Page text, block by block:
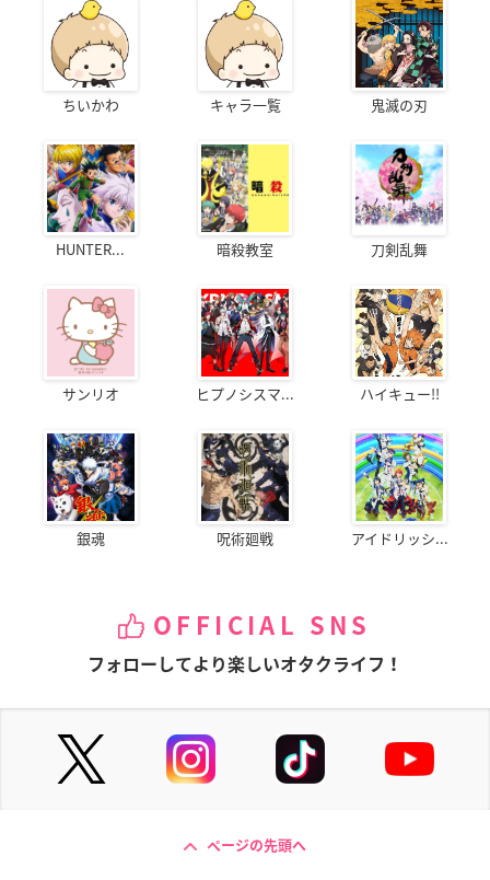
ちいかわ キャラ一覧 鬼滅の刃
HUNTER... 暗殺教室 刀剣乱舞
サンリオ ヒプノシスマ... ハイキュー!!
銀魂 呪術廻戦 アイドリッシ...
OFFICIAL SNS
フォローしてより楽しいオタクライフ！
ページの先頭へ